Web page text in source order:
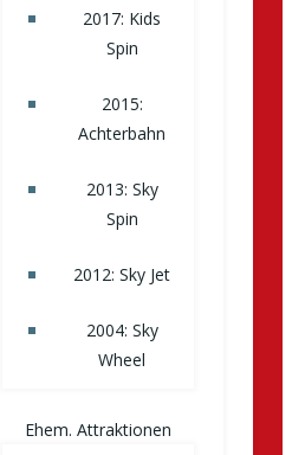
2017: Kids
Spin
2015:
Achterbahn
2013: Sky
Spin
2012: Sky Jet
2004: Sky
Wheel
Ehem. Attraktionen